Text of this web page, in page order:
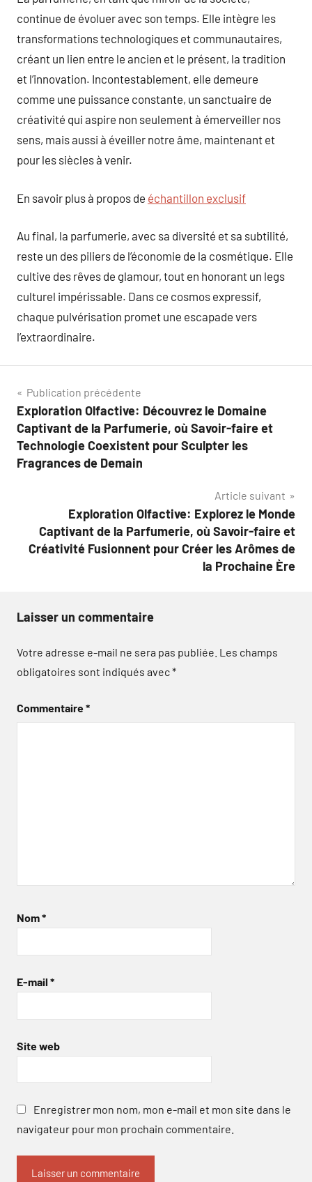
continue de évoluer avec son temps. Elle intègre les
transformations technologiques et communautaires,
créant un lien entre le ancien et le présent, la tradition
et l’innovation. Incontestablement, elle demeure
comme une puissance constante, un sanctuaire de
créativité qui aspire non seulement à émerveiller nos
sens, mais aussi à éveiller notre âme, maintenant et
pour les siècles à venir.
En savoir plus à propos de échantillon exclusif
Au final, la parfumerie, avec sa diversité et sa subtilité,
reste un des piliers de l’économie de la cosmétique. Elle
cultive des rêves de glamour, tout en honorant un legs
culturel impérissable. Dans ce cosmos expressif,
chaque pulvérisation promet une escapade vers
l’extraordinaire.
Navigation
de
l’article
Publication précédente
Exploration Olfactive: Découvrez le Domaine
Captivant de la Parfumerie, où Savoir-faire et
Technologie Coexistent pour Sculpter les
Fragrances de Demain
Article suivant
Exploration Olfactive: Explorez le Monde
Captivant de la Parfumerie, où Savoir-faire et
Créativité Fusionnent pour Créer les Arômes de
la Prochaine Ère
Laisser un commentaire
Votre adresse e-mail ne sera pas publiée. Les champs
obligatoires sont indiqués avec*
Commentaire*
Nom*
E-mail *
Site web
Enregistrer mon nom, mon e-mail et mon site dans le
navigateur pour mon prochain commentaire.